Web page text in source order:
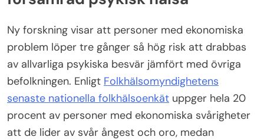
Ny forskning visar att personer med ekonomiska
problem löper tre gånger så hög risk att drabbas
av allvarliga psykiska besvär jämfört med övriga
befolkningen. Enligt Folkhälsomyndighetens
senaste nationella folkhälsoenkät uppger hela 20
procent av personer med ekonomiska svårigheter
att de lider av svår ångest och oro, medan